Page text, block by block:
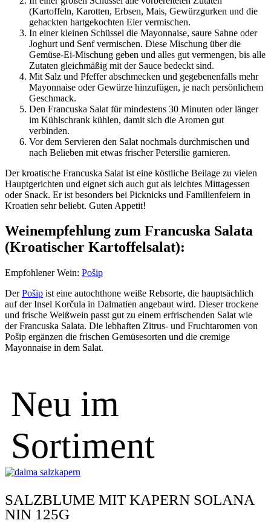
(Kartoffeln, Karotten, Erbsen, Mais, Gewürzgurken und die
gehackten hartgekochten Eier vermischen.
In einer kleinen Schüssel die Mayonnaise, saure Sahne oder
Joghurt und Senf vermischen. Diese Mischung über die
Gemüse-Ei-Mischung geben und alles gut vermengen, bis alle
Zutaten gleichmäßig mit der Sauce bedeckt sind.
Mit Salz und Pfeffer abschmecken und gegebenenfalls mehr
Mayonnaise oder Gewürze hinzufügen, je nach persönlichem
Geschmack.
Den Francuska Salat für mindestens 30 Minuten oder länger
im Kühlschrank kühlen, damit sich die Aromen gut
verbinden.
Vor dem Servieren den Salat nochmals durchmischen und
nach Belieben mit etwas frischer Petersilie garnieren.
Der kroatische Francuska Salat ist eine köstliche Beilage zu vielen
Hauptgerichten und eignet sich auch gut als leichtes Mittagessen
oder Snack. Er ist besonders bei Picknicks und Familienfeiern in
Kroatien sehr beliebt. Guten Appetit!
Weinempfehlung zum Francuska Salata
(Kroatischer Kartoffelsalat):
Empfohlener Wein: Pošip
DerPošip ist eine autochthone weiße Rebsorte, die hauptsächlich
auf der Insel Korčula in Dalmatien angebaut wird. Dieser trockene
und frische Weißwein passt gut zu einem erfrischenden Salat wie
der Francuska Salata. Die lebhaften Zitrus- und Fruchtaromen von
Pošip ergänzen die frischen Gemüsesorten und die cremige
Mayonnaise in dem Salat.
Neu im
Sortiment
SALZBLUME MIT KAPERN SOLANA
NIN 125G